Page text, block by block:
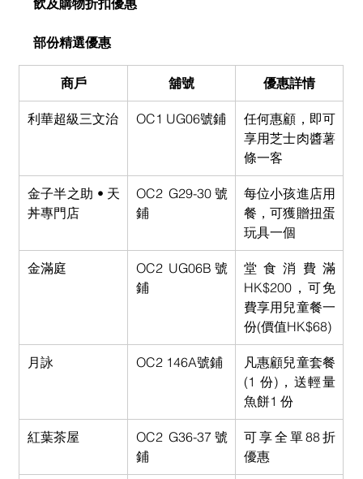
飲及購物折扣優惠
部份精選優惠
商戶 舖號 優惠詳情
利華超級三文治 OC1 UG06號鋪
任何惠顧，即可
享用芝士肉醬薯
條一客
金子半之助 • 天
丼專門店
OC2 G29-30號
鋪
每位小孩進店用
餐，可獲贈扭蛋
玩具一個
金滿庭
OC2 UG06B號
鋪
堂食消費滿
HK$200，可免
費享用兒童餐一
份(價值HK$68)
月詠 OC2 146A號鋪
凡惠顧兒童套餐
(1 份)，送輕量
魚餅1 份
紅葉茶屋
OC2 G36-37號
鋪
可享全單88折
優惠